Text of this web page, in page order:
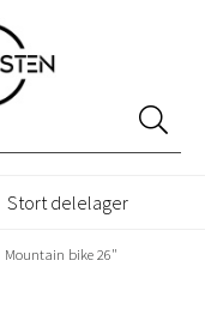
Stort delelager
Mountain bike 26"